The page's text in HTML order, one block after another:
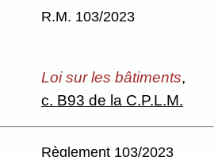
R.M. 103/2023
Loi sur les bâtiments,
c. B93 de la C.P.L.M.
Règlement 103/2023